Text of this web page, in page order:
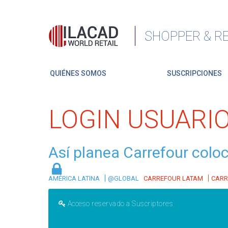
SHOPPER &
QUIÉNES SOMOS SUSCRIPCIONES
LOGIN
Así planea Carrefour
AMÉRICA LATINA | @GLOBAL CARREFOUR LATAM |
Acceso reservado a Suscriptores